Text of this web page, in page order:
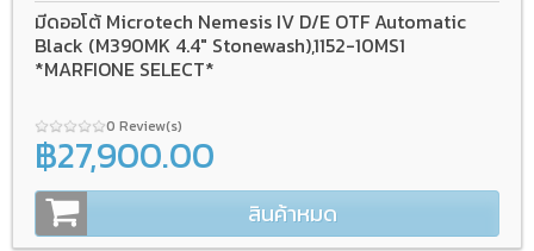
มีดออโต้ Microtech Nemesis IV D/E OTF Automatic
Black (M390MK 4.4" Stonewash),1152-10MS1
*MARFIONE SELECT*
0 Review(s)
฿27,900.00
สินค้าหมด